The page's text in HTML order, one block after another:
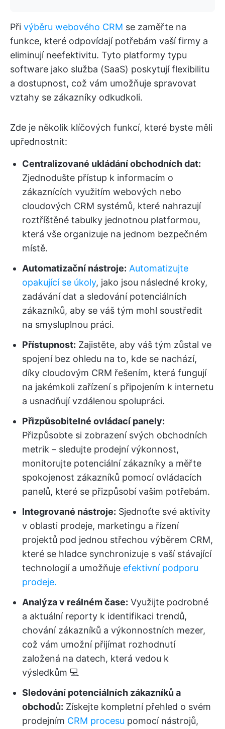
Při výběru webového CRM se zaměřte na
funkce, které odpovídají potřebám vaší firmy a
eliminují neefektivitu. Tyto platformy typu
software jako služba (SaaS) poskytují flexibilitu
a dostupnost, což vám umožňuje spravovat
vztahy se zákazníky odkudkoli.
Zde je několik klíčových funkcí, které byste měli
upřednostnit:
Centralizované ukládání obchodních dat:
Zjednodušte přístup k informacím o
zákaznících využitím webových nebo
cloudových CRM systémů, které nahrazují
roztříštěné tabulky jednotnou platformou,
která vše organizuje na jednom bezpečném
místě.
Automatizační nástroje: Automatizujte
opakující se úkoly, jako jsou následné kroky,
zadávání dat a sledování potenciálních
zákazníků, aby se váš tým mohl soustředit
na smysluplnou práci.
Přístupnost: Zajistěte, aby váš tým zůstal ve
spojení bez ohledu na to, kde se nachází,
díky cloudovým CRM řešením, která fungují
na jakémkoli zařízení s připojením k internetu
a usnadňují vzdálenou spolupráci.
Přizpůsobitelné ovládací panely:
Přizpůsobte si zobrazení svých obchodních
metrik – sledujte prodejní výkonnost,
monitorujte potenciální zákazníky a měřte
spokojenost zákazníků pomocí ovládacích
panelů, které se přizpůsobí vašim potřebám.
Integrované nástroje: Sjednoťte své aktivity
v oblasti prodeje, marketingu a řízení
projektů pod jednou střechou výběrem CRM,
které se hladce synchronizuje s vaší stávající
technologií a umožňuje efektivní podporu
prodeje.
Analýza v reálném čase: Využijte podrobné
a aktuální reporty k identifikaci trendů,
chování zákazníků a výkonnostních mezer,
což vám umožní přijímat rozhodnutí
založená na datech, která vedou k
výsledkům 💻
Sledování potenciálních zákazníků a
obchodů: Získejte kompletní přehled o svém
prodejním CRM procesu pomocí nástrojů,